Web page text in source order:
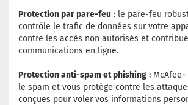
Protection par pare-feu : le pare-feu
contrôle le trafic de données sur votre
contre les accès non autorisés et
communications en ligne.
Protection anti-spam et phishing :
le spam et vous protège contre les
conçues pour voler vos informations